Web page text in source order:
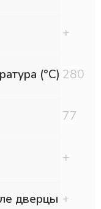
+
(°C) 280
77
+
дверцы +